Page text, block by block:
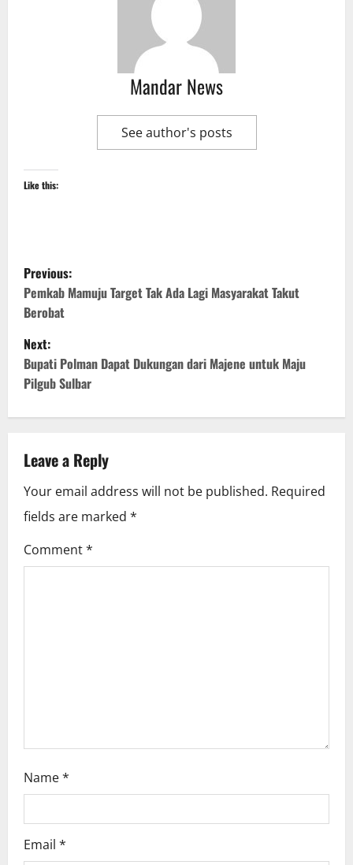
Mandar News
See author's posts
Like this:
P
o
s
t
n
v
i
g
a
Previous:
Pemkab Mamuju Target Tak Ada Lagi Masyarakat Takut
Berobat
Next:
Bupati Polman Dapat Dukungan dari Majene untuk Maju
Pilgub Sulbar
Leave a Reply
Your email address will not be published. Required
fields are marked *
Comment*
Name*
Email *